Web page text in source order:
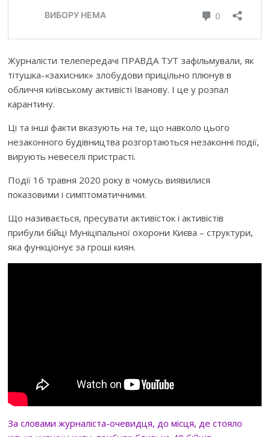
Журналісти телепередачі ПРАВДА ТУТ зафільмували, як
тітушка-«захисник» злобудови прицільно плюнув в
обличчя київському активісті Іванову. І це у розпал
карантину.
Ці та інші факти вказують на те, що навколо цього
незаконного будівництва розгортаються незаконні події,
вирують невеселі пристрасті.
Події 16 травня 2020 року в чомусь виявилися
показовими і симптоматичними.
Що називається, пресувати активісток і активістів
прибули бійці Муніціпальної охорони Києва – структури,
яка функціонує за гроші киян.
За словами журналіста-очевидця, до місця, де стояло